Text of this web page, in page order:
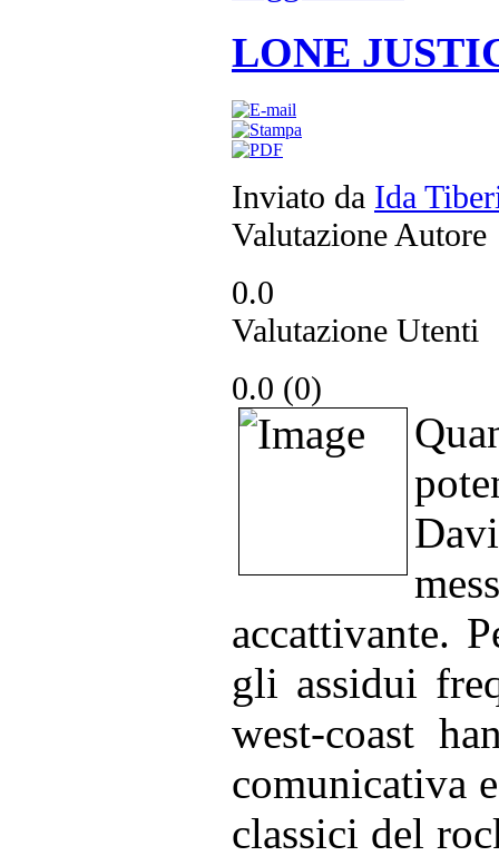
LONE
Inviato da Ida
Valutazione Autore
0.0
Valutazione Utenti
0.0 (0)
accattivante.
gli assidui
west-coast
comunicativa
classici del